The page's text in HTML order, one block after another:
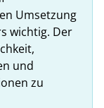
Umsetzung
wichtig. Der
und
zu